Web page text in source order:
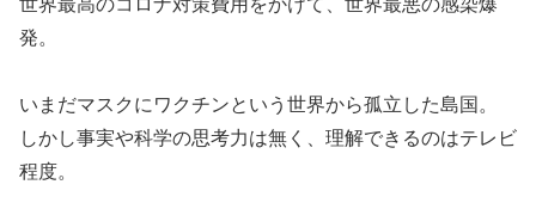
発。
いまだマスクにワクチンという世界から孤立した島国。
しかし事実や科学の思考力は無く、理解できるのはテレビ
程度。